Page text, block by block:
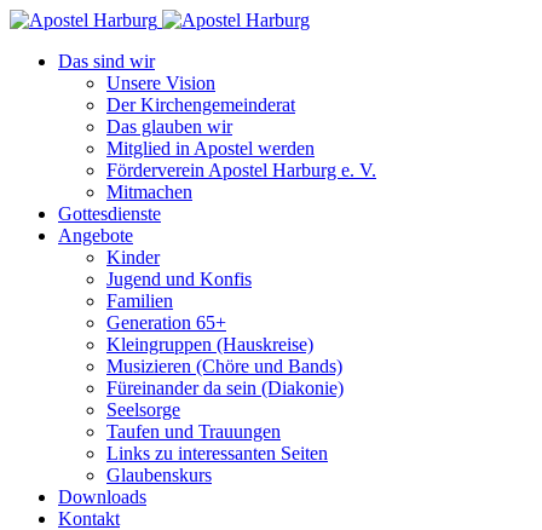
Das sind wir
Unsere Vision
Der Kirchengemeinderat
Das glauben wir
Mitglied in Apostel werden
Förderverein Apostel Harburg e. V.
Mitmachen
Gottesdienste
Angebote
Kinder
Jugend und Konfis
Familien
Generation 65+
Kleingruppen (Hauskreise)
Musizieren (Chöre und Bands)
Füreinander da sein (Diakonie)
Seelsorge
Taufen und Trauungen
Links zu interessanten Seiten
Glaubenskurs
Downloads
Kontakt